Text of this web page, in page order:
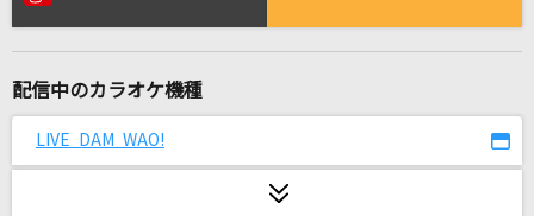
[生音]気まぐれロマンティック
配信中のカラオケ機種
LIVE DAM WAO!